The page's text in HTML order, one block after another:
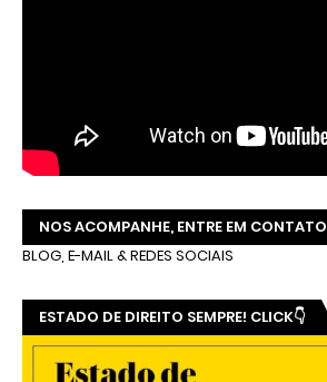
NOS ACOMPANHE, ENTRE EM CONTATO
BLOG, E-MAIL & REDES SOCIAIS
ESTADO DE DIREITO SEMPRE! CLICK👇